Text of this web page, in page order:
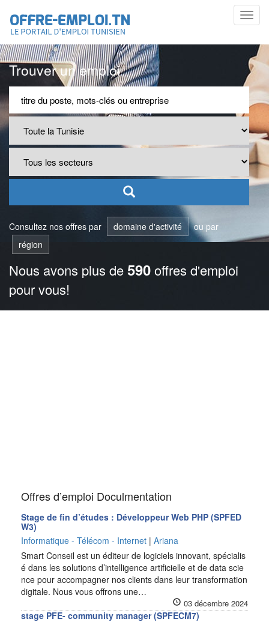
Trouver un emploi
Consultez nos offres par domaine d'activité
ou par
région
Nous avons plus de590offres d'emploi
pour vous!
Offres d’emploi Doculmentation
Stage de fin d’études : Développeur Web PHP (SPFED
W3)
Informatique - Télécom - Internet | Ariana
Smart Conseil est un éditeur de logiciels innovant, spécialis
é dans les solutions d’intelligence artificielle et de data scie
nce pour accompagner nos clients dans leur transformation
digitale. Nous vous offrons une…
03 décembre 2024
stage PFE- community manager (SPFECM7)